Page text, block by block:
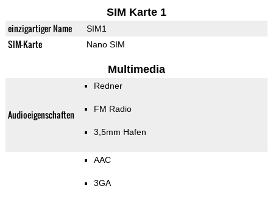
SIM Karte 1
einzigartiger Name SIM1
SIM-Karte Nano SIM
Multimedia
Audioeigenschaften
Redner
FM Radio
3,5mm Hafen
AAC
3GA